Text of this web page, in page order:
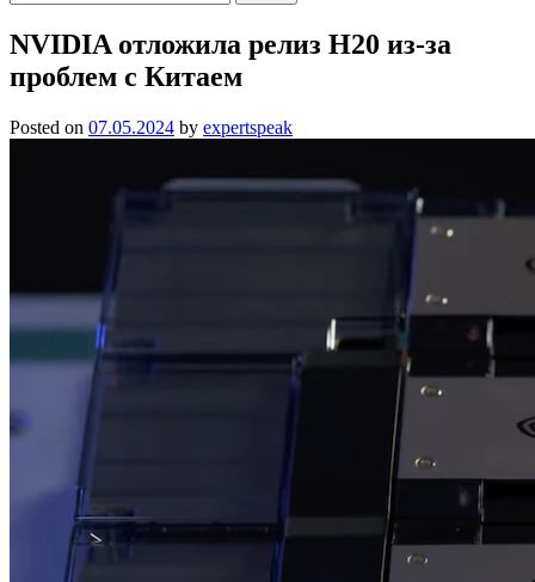
NVIDIA отложила релиз Н20 из-за
проблем с Китаем
Posted on 07.05.2024 by expertspeak